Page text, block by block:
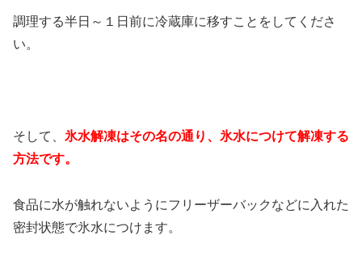
調理する半日～１日前に冷蔵庫に移すことをしてくださ
い。
そして、 氷水解凍はその名の通り、氷水につけて解凍する
方法です。
食品に水が触れないようにフリーザーバックなどに入れた
密封状態で氷水につけます。